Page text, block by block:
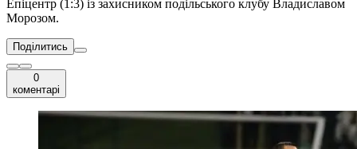
Епіцентр (1:3) із захисником подільського клубу Владиславом
Морозом.
Поділитись
0
коментарі